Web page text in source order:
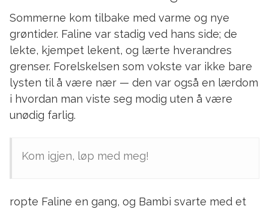
Sommerne kom tilbake med varme og nye
grøntider. Faline var stadig ved hans side; de
lekte, kjempet lekent, og lærte hverandres
grenser. Forelskelsen som vokste var ikke bare
lysten til å være nær — den var også en lærdom
i hvordan man viste seg modig uten å være
unødig farlig.
Kom igjen, løp med meg!
ropte Faline en gang, og Bambi svarte med et